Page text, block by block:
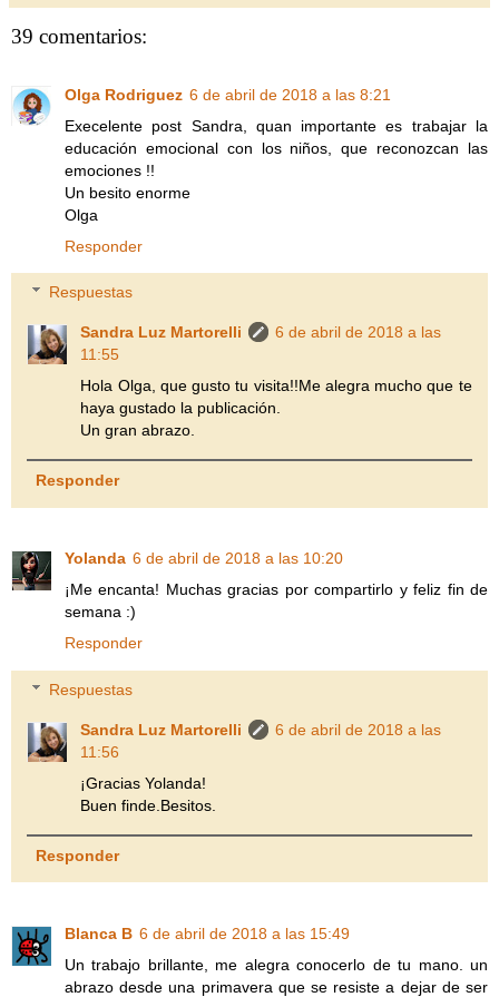
39 comentarios:
Olga Rodriguez 6 de abril de 2018 a las 8:21
Execelente post Sandra, quan importante es trabajar la
educación emocional con los niños, que reconozcan las
emociones !!
Un besito enorme
Olga
Responder
Respuestas
Sandra Luz Martorelli
6 de abril de 2018 a las
11:55
Hola Olga, que gusto tu visita!!Me alegra mucho que te
haya gustado la publicación.
Un gran abrazo.
Responder
Yolanda 6 de abril de 2018 a las 10:20
¡Me encanta! Muchas gracias por compartirlo y feliz fin de
semana :)
Responder
Respuestas
Sandra Luz Martorelli
6 de abril de 2018 a las
11:56
¡Gracias Yolanda!
Buen finde.Besitos.
Responder
Blanca B 6 de abril de 2018 a las 15:49
Un trabajo brillante, me alegra conocerlo de tu mano. un
abrazo desde una primavera que se resiste a dejar de ser